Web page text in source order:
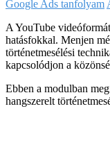
Google Ads tanfolyam
A YouTube
hatásfokkal. Menjen
történetmesélési
kapcsolódjon a
Ebben a modulban
hangszerelt